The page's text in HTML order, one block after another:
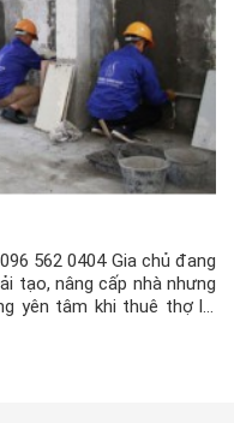
562 0404 Gia chủ đang
tạo, nâng cấp nhà nhưng
yên tâm khi thuê thợ lẻ,